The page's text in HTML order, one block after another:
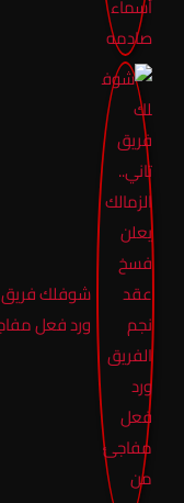
شوفلك فريق
ورد فعل